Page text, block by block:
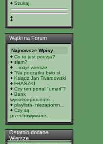
Szukaj
Wątki na Forum
Najnowsze Wpisy
Co to jest poezja?
slam?
...moje wiersze
"Na początku było sł...
Ksiądz Jan Twardowski
FRASZKI
Czy ten portal "umarł"?
Bank
wysokooprocento...
playlista- niezapomn...
Czy są
przechowywane...
Ostatnio dodane
Wiersze